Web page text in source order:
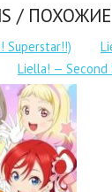
/ ПОХОЖИЕ
Superstar!!)
Liella! — Second